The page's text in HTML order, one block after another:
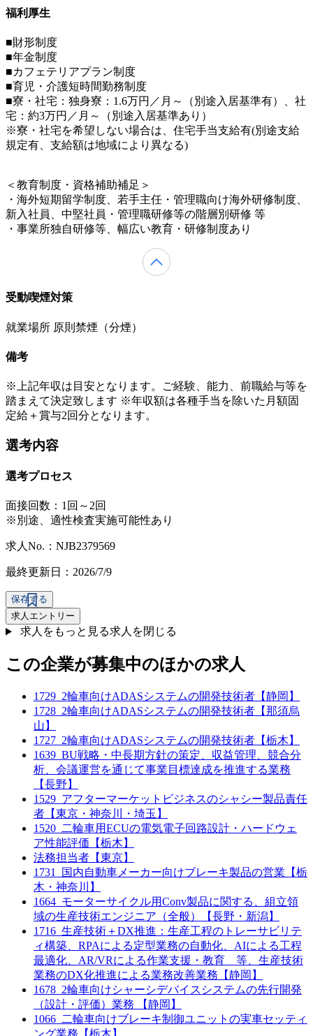
福利厚生
■財形制度
■年金制度
■カフェテリアプラン制度
■育児・介護短時間勤務制度
■寮・社宅：独身寮：1.6万円／月～（別途入居基準有）、社
宅：約3万円／月～（別途入居基準あり）
※寮・社宅を希望しない場合は、住宅手当支給有(別途支給
規定有、支給額は地域により異なる)
＜教育制度・資格補助補足＞
・海外短期留学制度、若手主任・管理職向け海外研修制度、
新入社員、中堅社員・管理職研修等の階層別研修 等
・事業所独自研修等、幅広い教育・研修制度あり
受動喫煙対策
就業場所 原則禁煙（分煙）
備考
※上記年収は目安となります。ご経験、能力、前職給与等を
踏まえて決定致します ※年収額は各種手当を除いた月額固
定給＋賞与2回分となります。
選考内容
選考プロセス
面接回数：1回～2回
※別途、適性検査実施可能性あり
求人No.：NJB2379569
最終更新日：2026/7/9
保存する
求人エントリー
求人をもっと見る求人を閉じる
この企業が募集中のほかの求人
1729_2輪車向けADASシステムの開発技術者【静岡】
1728_2輪車向けADASシステムの開発技術者【那須烏
山】
1727_2輪車向けADASシステムの開発技術者【栃木】
1639_BU戦略・中長期方針の策定、収益管理、競合分
析、会議運営を通じて事業目標達成を推進する業務
【長野】
1529_アフターマーケットビジネスのシャシー製品責任
者【東京・神奈川・埼玉】
1520_二輪車用ECUの電気電子回路設計・ハードウェ
ア性能評価【栃木】
法務担当者【東京】
1731_国内自動車メーカー向けブレーキ製品の営業【栃
木・神奈川】
1664_モーターサイクル用Conv製品に関する、組立領
域の生産技術エンジニア（全般）【長野・新潟】
1716_生産技術＋DX推進：生産工程のトレーサビリテ
ィ構築、RPAによる定型業務の自動化、AIによる工程
最適化、AR/VRによる作業支援・教育 等、生産技術
業務のDX化推進による業務改善業務【静岡】
1678_2輪車向けシャーシデバイスシステムの先行開発
（設計・評価）業務 【静岡】
1066_二輪車向けブレーキ制御ユニットの実車セッティ